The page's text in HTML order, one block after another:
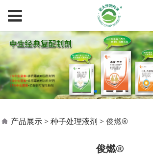
俊燃®
产品展示> 种子处理液剂 > 俊燃®
俊燃®